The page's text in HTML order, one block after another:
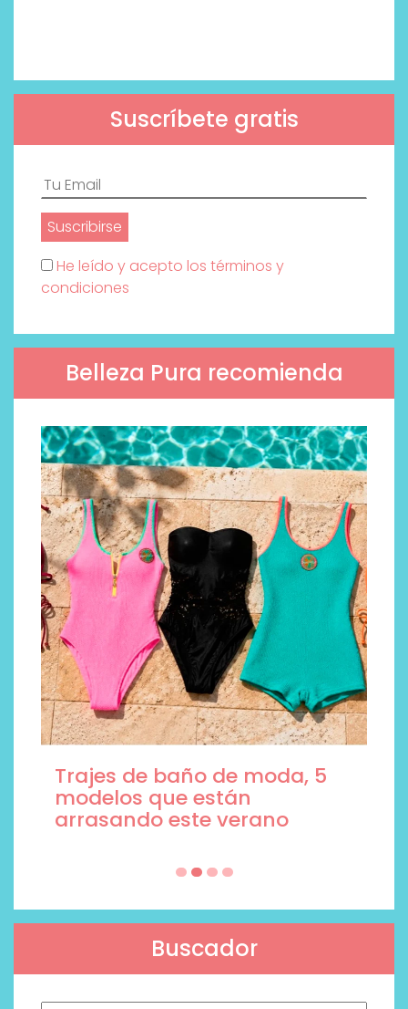
Suscríbete gratis
He leído y acepto los términos y
condiciones
Belleza Pura recomienda
Trajes de baño de moda, 5
modelos que están
arrasando este verano
Buscador